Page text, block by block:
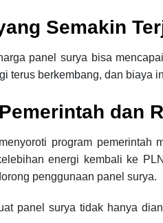
Semakin
panel surya bisa
terus berkembang, dan biaya
dan
program pemerintah
energi kembali ke
penggunaan panel surya.
panel surya tidak hanya